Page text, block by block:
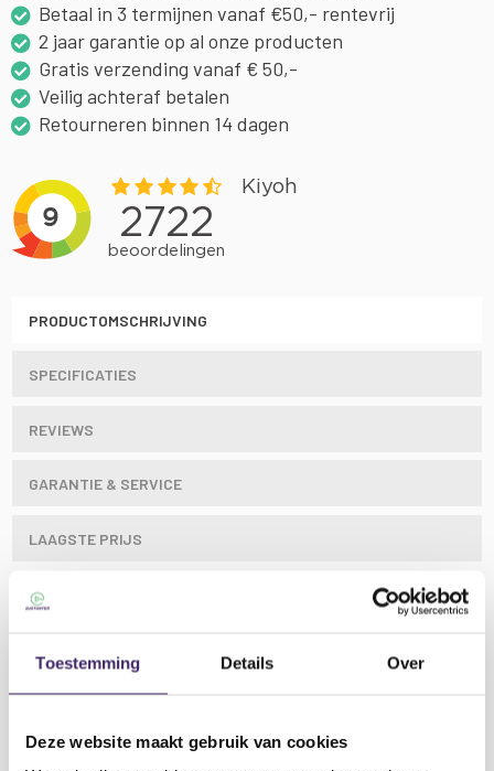
Toestemming Details Over
Deze website maakt gebruik van cookies
Betaal in 3 termijnen vanaf €50,- rentevrij
2 jaar garantie op al onze producten
Gratis verzending vanaf € 50,-
Veilig achteraf betalen
Retourneren binnen 14 dagen
PRODUCTOMSCHRIJVING
SPECIFICATIES
REVIEWS
GARANTIE & SERVICE
LAAGSTE PRIJS
voor ongebalanceerde signalen. Gemaakt met een
rubberen omhulsel met zachte grip, anti-
professionele gegoten XLR-vrouwelijke connector en